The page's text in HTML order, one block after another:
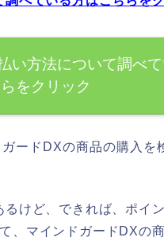
い方法について調べ
をクリック
ードDXの商品の購入を
けど、できれば、ポイ
、マインドガードDXの